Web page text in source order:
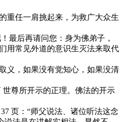
重任一肩挑起来，为救广大众生
最后再请问您：身为佛弟子，
用常见外道的意识生灭法来取代
义，如果没有觉知心，如果没清
尊所开示的正理。佛法的开示
页：“师父说法、诸位听法这念